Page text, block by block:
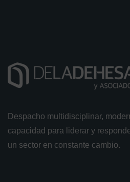
Despacho multidisciplinar,
capacidad para liderar y
un sector en constante cambio.